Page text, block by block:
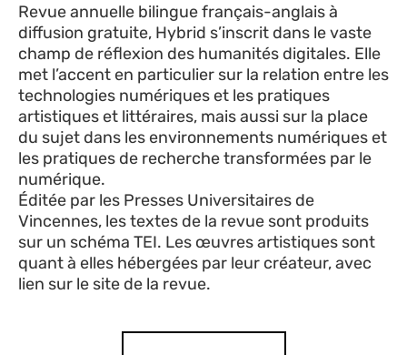
Revue annuelle bilingue français-anglais à
diffusion gratuite, Hybrid s’inscrit dans le vaste
champ de réflexion des humanités digitales. Elle
met l’accent en particulier sur la relation entre les
technologies numériques et les pratiques
artistiques et littéraires, mais aussi sur la place
du sujet dans les environnements numériques et
les pratiques de recherche transformées par le
numérique.
Éditée par les Presses Universitaires de
Vincennes, les textes de la revue sont produits
sur un schéma TEI. Les œuvres artistiques sont
quant à elles hébergées par leur créateur, avec
lien sur le site de la revue.